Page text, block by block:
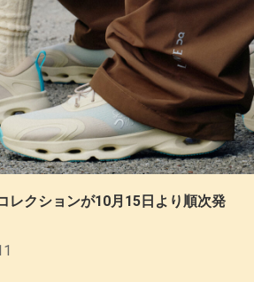
レクションが10月15日より順次発